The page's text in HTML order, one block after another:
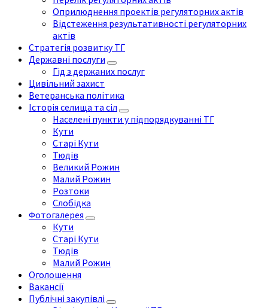
Оприлюднення проектів регуляторних актів
Відстеження результативності регуляторних
актів
Стратегія розвитку ТГ
Державні послуги
Гід з держаних послуг
Цивільний захист
Ветеранська політика
Історія селища та сіл
Населені пункти у підпорядкуванні ТГ
Кути
Старі Кути
Тюдів
Великий Рожин
Малий Рожин
Розтоки
Слобідка
Фотогалерея
Кути
Старі Кути
Тюдів
Малий Рожин
Оголошення
Вакансії
Публічні закупівлі